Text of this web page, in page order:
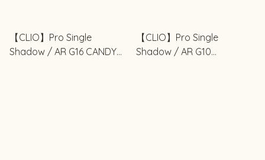
【CLIO】Pro Single
Shadow / AR G16 CANDY
【CLIO】Pro Single
Shadow / AR G10